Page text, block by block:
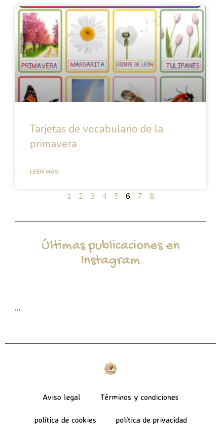
Tarjetas de vocabulario de la
primavera
LEER MÁS
1 2 3 4 5 6 7 8
Últimas publicaciones en
Instagram
…
Aviso legal Términos y condiciones
política de cookies política de privacidad